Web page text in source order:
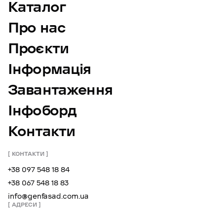
Каталог
Про нас
Проєкти
Інформація
Завантаження
Інфоборд
Контакти
КОНТАКТИ
+38 097 548 18 84
+38 067 548 18 83
info@genfasad.com.ua
АДРЕСИ